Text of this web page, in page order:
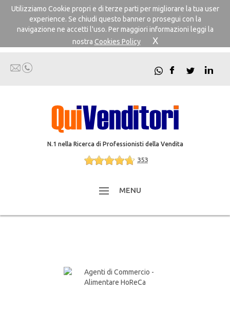
Utilizziamo Cookie propri e di terze parti per migliorare la tua user
experience. Se chiudi questo banner o prosegui con la
navigazione ne accetti l'uso. Per maggiori informazioni leggi la
nostra Cookies Policy X
N.1 nella Ricerca di Professionisti della Vendita
353
MENU